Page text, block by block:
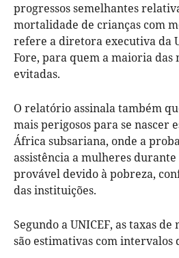
progressos semelhantes
mortalidade de crianças com
refere a diretora executiva da
Fore, para quem a maioria das
evitadas.
O relatório assinala também
mais perigosos para se nascer
África subsariana, onde a
assistência a mulheres
provável devido à pobreza,
das instituições.
Segundo a UNICEF, as taxas
são estimativas com intervalos